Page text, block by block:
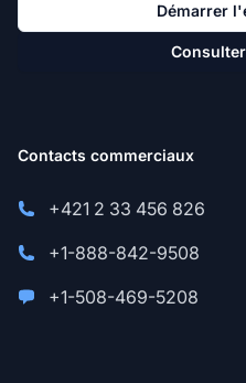
Démarrer
Contacts commerciaux
+421 2 33 456 826
+1-888-842-9508
+1-508-469-5208